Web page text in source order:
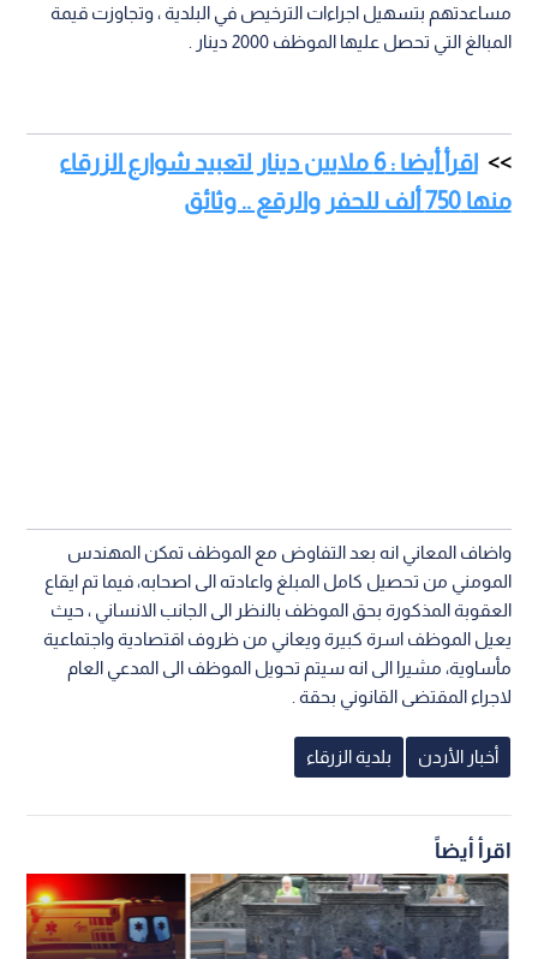
مساعدتهم بتسهيل اجراءات الترخيص في البلدية ، وتجاوزت قيمة
المبالغ التي تحصل عليها الموظف 2000 دينار .
اقرأ أيضا : 6 ملايين دينار لتعبيد شوارع الزرقاء
منها 750 ألف للحفر والرقع .. وثائق
واضاف المعاني انه بعد التفاوض مع الموظف تمكن المهندس
المومني من تحصيل كامل المبلغ واعادته الى اصحابه، فيما تم ايقاع
العقوبة المذكورة بحق الموظف بالنظر الى الجانب الانساني ، حيث
يعيل الموظف اسرة كبيرة ويعاني من ظروف اقتصادية واجتماعية
مأساوية، مشيرا الى انه سيتم تحويل الموظف الى المدعي العام
لاجراء المقتضى القانوني بحقة .
أخبار الأردن بلدية الزرقاء
اقرأ أيضاً